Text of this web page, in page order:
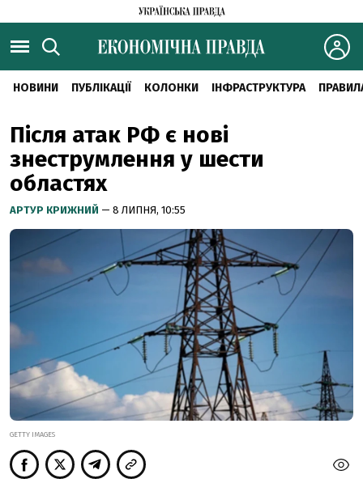
НОВИНИ ПУБЛІКАЦІЇ КОЛОНКИ ІНФРАСТРУКТУРА
Після атак РФ є нові
знеструмлення у шести
областях
АРТУР КРИЖНИЙ — 8 ЛИПНЯ, 10:55
GETTY IMAGES